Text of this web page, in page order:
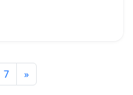
7 »